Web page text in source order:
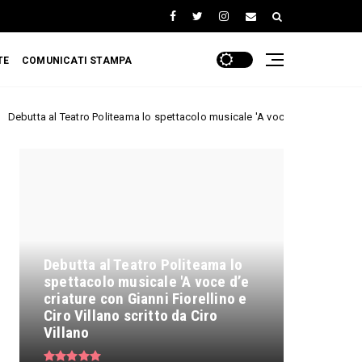
COMUNICATI STAMPA
Politeama lo spettacolo musicale 'A voce d’e criature con Gianni
Debutta al Teatro Politeama lo
spettacolo musicale 'A voce d’e
criature con Gianni Fiorellino e
Ciro Villano scritto da Ciro
Villano